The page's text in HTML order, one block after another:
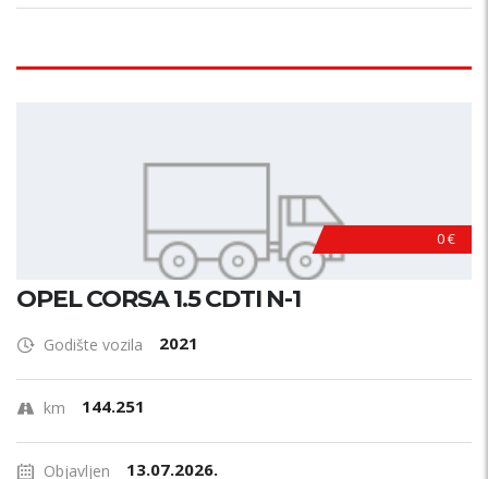
0 €
OPEL CORSA 1.5 CDTI N-1
Godište vozila 2021
km 144.251
Objavljen 13.07.2026.